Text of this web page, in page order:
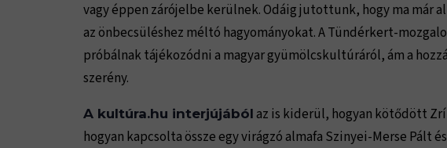
vagy éppen zárójelbe kerülnek. Odáig jutottunk, hogy ma
az önbecsüléshez méltó hagyományokat. A Tündérkert-
próbálnak tájékozódni a magyar gyümölcskultúráról, ám a
szerény.
A kultúra.hu interjújából az is kiderül, hogyan kötődött
hogyan kapcsolta össze egy virágzó almafa Szinyei-Merse Pált